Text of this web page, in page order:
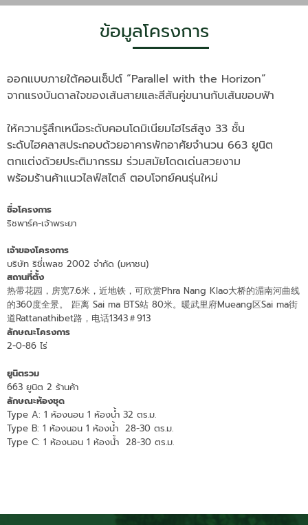
ข้อมูลโครงการ
ออกแบบภายใต้คอนเซ็ปต์ “Parallel with the Horizon”
จากแรงบันดาลใจของเส้นสายและสีสันคู่ขนานกับเส้นขอบฟ้า
ให้ความรู้สึกเหนือระดับคอนโดมิเนียมไฮไรส์สูง 33 ชั้น
ระดับไฮคลาสประกอบด้วยอาคารพักอาศัยจำนวน 663 ยูนิต
ตกแต่งด้วยประติมากรรม ร่วมสมัยโดดเด่นสวยงาม
พร้อมร้านค้าแนวไลฟ์สไตล์ ตอบโจทย์คนรุ่นใหม่
ชื่อโครงการ
ริชพาร์ค-เจ้าพระยา
เจ้าของโครงการ
บริษัท ริชี่เพลซ 2002 จำกัด (มหาชน)
สถานที่ตั้ง
热带花园，房宽7.6米，近地铁，可欣赏Phra Nang Klao大桥的湄南河曲线
的360度全景。 距离 Sai ma BTS站 80米。暖武里府Mueang区Sai ma街
道Rattanathibet路，电话1343＃913
ลักษณะโครงการ
2-0-86 ไร่
ยูนิตรวม
663 ยูนิต 2 ร้านค้า
ลักษณะห้องชุด
Type A: 1 ห้องนอน 1 ห้องน้ำ 32 ตร.ม.
Type B: 1 ห้องนอน 1 ห้องน้ำ 28-30 ตร.ม.
Type C: 1 ห้องนอน 1 ห้องน้ำ 28-30 ตร.ม.